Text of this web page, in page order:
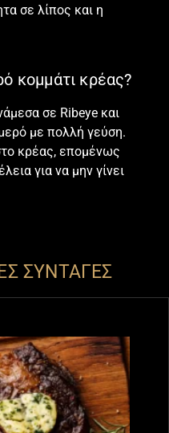
σε λίπος και η
κομμάτι κρέας?
σε Ribeye και
με πολλή γεύση.
κρέας, επομένως
για να μην γίνει
ΣΥΝΤΑΓΕΣ